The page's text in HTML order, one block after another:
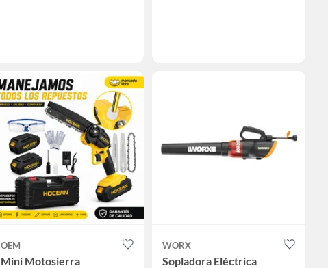
OEM
Mini Motosierra
WORX
Sopladora Eléctrica